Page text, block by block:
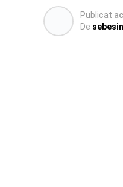
Publicat
De